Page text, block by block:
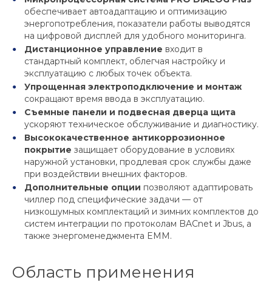
обеспечивает автоадаптацию и оптимизацию
энергопотребления, показатели работы выводятся
на цифровой дисплей для удобного мониторинга.
Дистанционное управление входит в
стандартный комплект, облегчая настройку и
эксплуатацию с любых точек объекта.
Упрощенная электроподключение и монтаж
сокращают время ввода в эксплуатацию.
Съемные панели и подвесная дверца щита
ускоряют техническое обслуживание и диагностику.
Высококачественное антикоррозионное
покрытие защищает оборудование в условиях
наружной установки, продлевая срок службы даже
при воздействии внешних факторов.
Дополнительные опции позволяют адаптировать
чиллер под специфические задачи — от
низкошумных комплектаций и зимних комплектов до
систем интеграции по протоколам BACnet и Jbus, а
также энергоменеджмента EMM.
Область применения